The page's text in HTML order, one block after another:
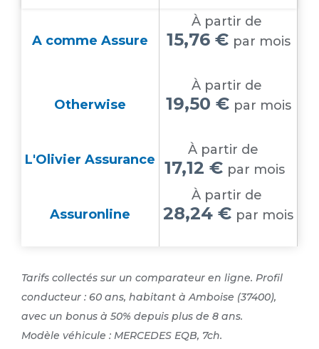
A comme Assure
À partir de
15,76 € par mois
Otherwise
À partir de
19,50 € par mois
L'Olivier Assurance
À partir de
17,12 € par mois
Assuronline
À partir de
28,24 € par mois
Tarifs collectés sur un comparateur en ligne. Profil
conducteur : 60 ans, habitant à Amboise (37400),
avec un bonus à 50% depuis plus de 8 ans.
Modèle véhicule : MERCEDES EQB, 7ch.